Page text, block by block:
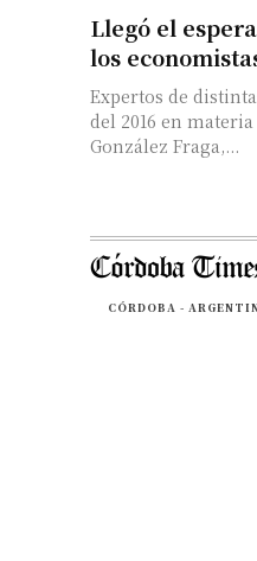
Llegó el
los
Expertos de
del 2016 en
González Fraga,...
CÓRDOBA -